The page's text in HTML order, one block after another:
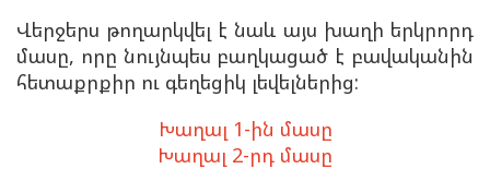
Վերջերս թողարկվել է նաև այս խաղի երկրորդ
մասը, որը նույնպես բաղկացած է բավականին
հետաքրքիր ու գեղեցիկ լեվելներից:
Խաղալ 1-ին մասը
Խաղալ 2-րդ մասը